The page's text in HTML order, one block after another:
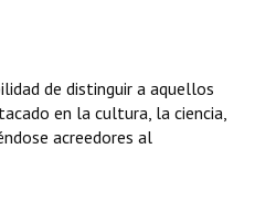
de distinguir a aquellos
en la cultura, la ciencia,
acreedores al